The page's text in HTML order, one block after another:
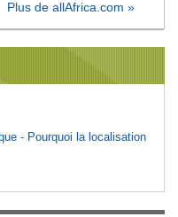
Plus de allAfrica.com »
- Pourquoi la localisation